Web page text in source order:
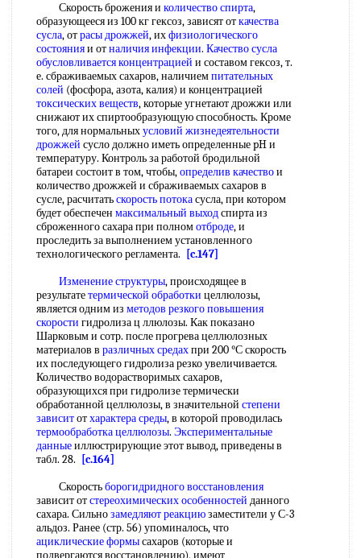
Скорость брожения и количество спирта,
образующееся из 100 кг гексоз, зависят откачества
сусла, отрасы дрожжей, ихфизиологического
состоянияи отналичия инфекции. Качество сусла
обусловливается концентрацией и составом гексоз, т.
е. сбраживаемых сахаров, наличиемпитательных
солей (фосфора, азота, калия) и концентрацией
токсических веществ, которые угнетают дрожжи или
снижают их спиртообразующую способность. Кроме
того, для нормальныхусловий жизнедеятельности
дрожжей сусло должно иметь определенные pH и
температуру. Контроль за работой бродильной
батареи состоит в том, чтобы,определив качествои
количество дрожжей и сбраживаемых сахаров в
сусле, расчитатьскорость потокасусла, при котором
будет обеспечен максимальный выходспирта из
сброженного сахара при полномотброде, и
проследить за выполнением установленного
технологического регламента.
[c.147]
Изменение структуры, происходящее в
результатетермической обработки целлюлозы,
является одним из методов резкогоповышения
скорости гидролиза ц ллюлозы. Как показано
Шарковым и сотр. после прогрева целлюлозных
материалов в различных средахпри 200 °С скорость
их последующего гидролиза резко увеличивается.
Количество водорастворимых сахаров,
образующихся при гидролизе термически
обработанной целлюлозы, в значительной степени
зависитотхарактера среды, в которой проводилась
термообработка целлюлозы. Экспериментальные
данныеиллюстрирующие этот вывод, приведены в
табл. 28.
[c.164]
Скоростьборогидридного восстановления
зависит отстереохимических особенностей данного
сахара. Сильнозамедляют реакциюзаместители у С-3
альдоз. Ранее (стр. 56) упоминалось, что
ациклические формысахаров (которые и
подвергаются восстановлению), имеют